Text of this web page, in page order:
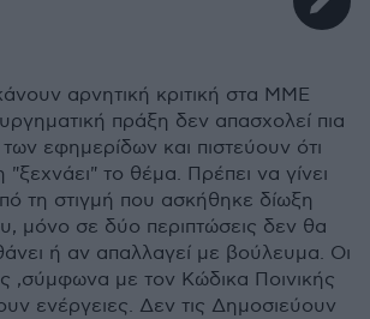
αρνητική κριτική στα ΜΜΕ
πράξη δεν απασχολεί πια
εφημερίδων και πιστεύουν ότι
"ξεχνάει" το θέμα. Πρέπει να γίνει
τη στιγμή που ασκήθηκε δίωξη
μόνο σε δύο περιπτώσεις δεν θα
ή αν απαλλαγεί με βούλευμα. Οι
,σύμφωνα με τον Κώδικα Ποινικής
ενέργειες. Δεν τις Δημοσιεύουν